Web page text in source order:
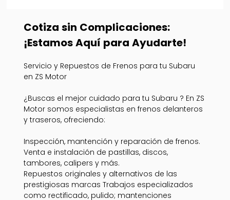
Cotiza sin Complicaciones:
¡Estamos Aquí para Ayudarte!
Servicio y Repuestos de Frenos para tu Subaru
en ZS Motor
¿Buscas el mejor cuidado para tu Subaru ? En ZS
Motor somos especialistas en frenos delanteros
y traseros, ofreciendo:
Inspección, mantención y reparación de frenos.
Venta e instalación de pastillas, discos,
tambores, calipers y más.
Repuestos originales y alternativos de las
prestigiosas marcas Trabajos especializados
como rectificado, pulido; mantenciones